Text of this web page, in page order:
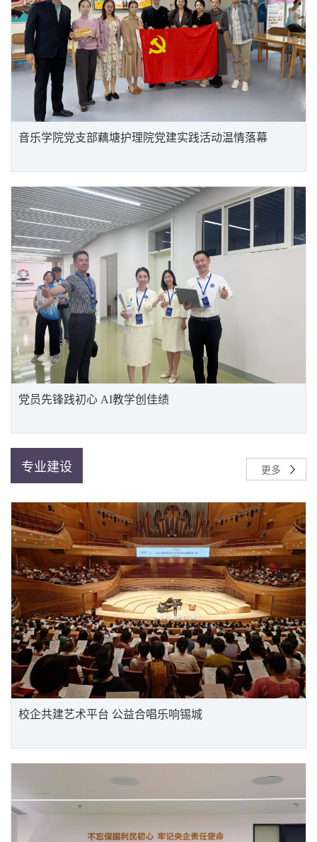
音乐学院党支部藕塘护理院党建实践活动温情落幕
党员先锋践初心 AI教学创佳绩
专业建设 更多
校企共建艺术平台 公益合唱乐响锡城